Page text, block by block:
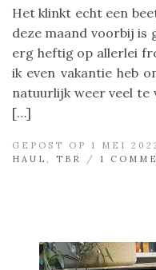
Het klinkt echt een
deze maand voorbij is
erg heftig op allerlei
ik even vakantie heb
natuurlijk weer veel te
[…]
GEPOST OP 1 MEI
HAUL
TBR / 1